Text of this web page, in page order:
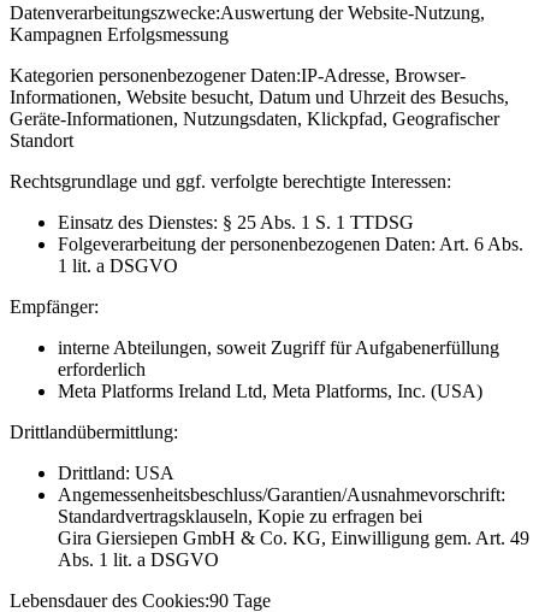
Datenverarbeitungszwecke:Auswertung der Website-Nutzung,
Kampagnen Erfolgsmessung
Kategorien personenbezogener Daten:IP-Adresse, Browser-
Informationen, Website besucht, Datum und Uhrzeit des Besuchs,
Geräte-Informationen, Nutzungsdaten, Klickpfad, Geografischer
Standort
Rechtsgrundlage und ggf. verfolgte berechtigte Interessen:
Einsatz des Dienstes: § 25 Abs. 1 S. 1 TTDSG
Folgeverarbeitung der personenbezogenen Daten: Art. 6 Abs.
1 lit. a DSGVO
Empfänger:
interne Abteilungen, soweit Zugriff für Aufgabenerfüllung
erforderlich
Meta Platforms Ireland Ltd, Meta Platforms, Inc. (USA)
Drittlandübermittlung:
Drittland: USA
Angemessenheitsbeschluss/Garantien/Ausnahmevorschrift:
Standardvertragsklauseln, Kopie zu erfragen bei
Gira Giersiepen GmbH & Co. KG, Einwilligung gem. Art. 49
Abs. 1 lit. a DSGVO
Lebensdauer des Cookies:90 Tage